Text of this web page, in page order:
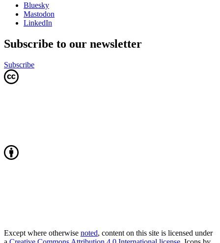
Bluesky
Mastodon
LinkedIn
Subscribe to our newsletter
Subscribe
Except where otherwise noted, content on this site is licensed under